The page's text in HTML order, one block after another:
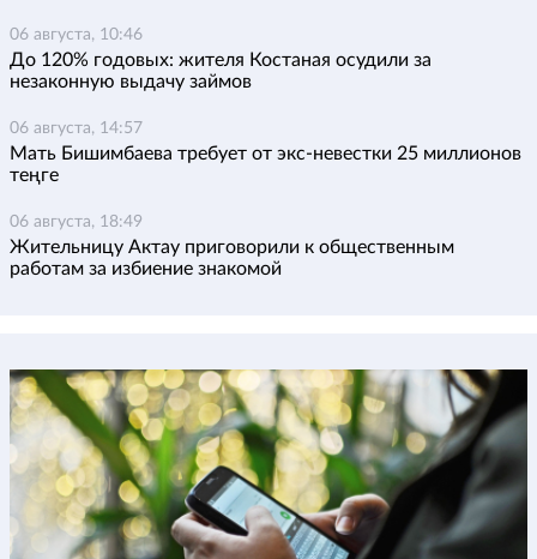
06 августа, 10:46
До 120% годовых: жителя Костаная осудили за
незаконную выдачу займов
06 августа, 14:57
Мать Бишимбаева требует от экс-невестки 25 миллионов
теңге
06 августа, 18:49
Жительницу Актау приговорили к общественным
работам за избиение знакомой